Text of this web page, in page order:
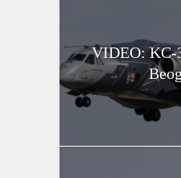
VIDEO: KC-